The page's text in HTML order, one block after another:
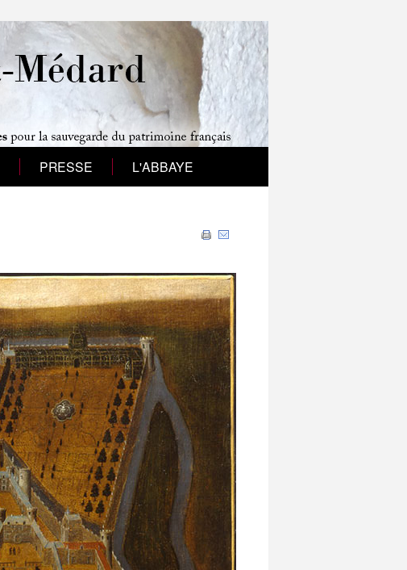
PRESSE L'ABBAYE